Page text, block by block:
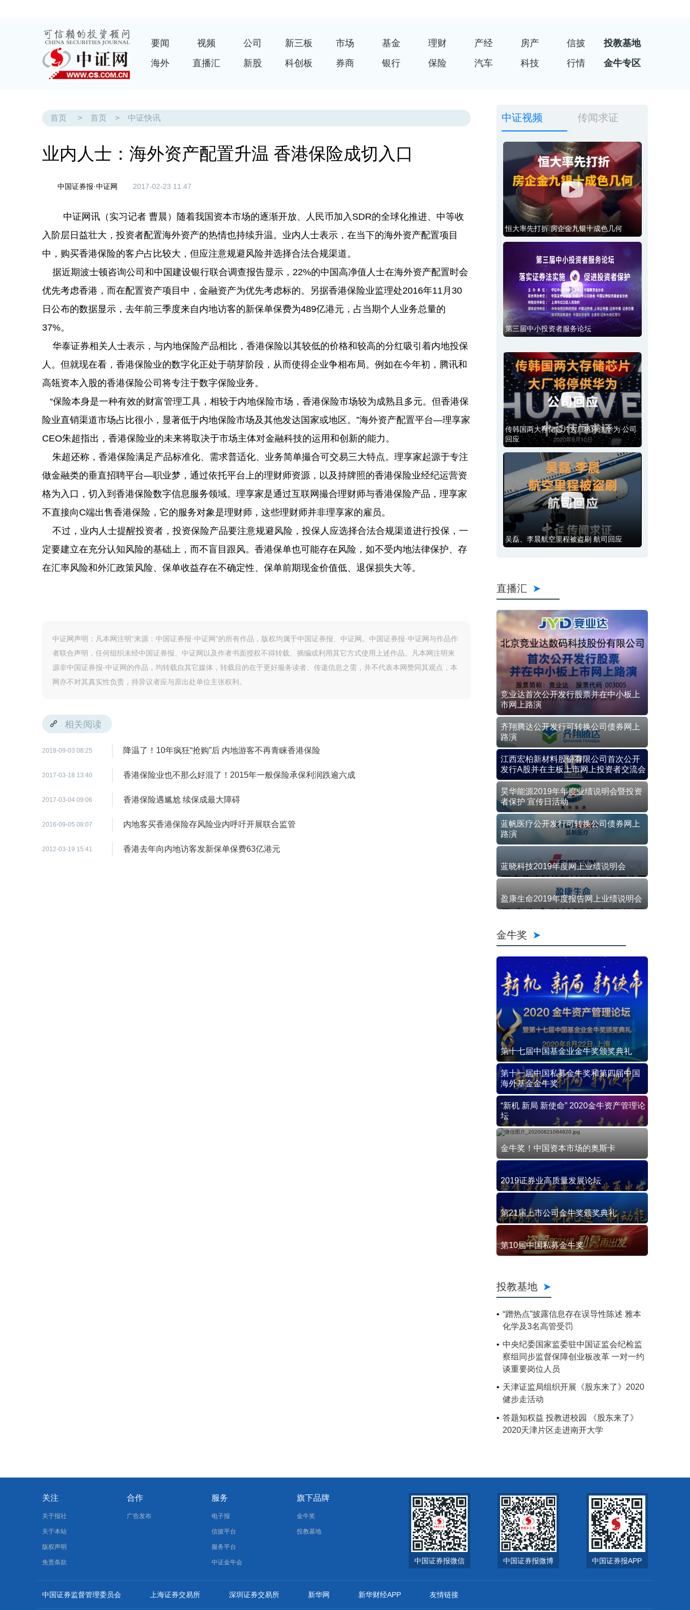
要闻 视频 公司 新三板 市场 基金 理财 产经 房产 信披
投教基地
海外
直播汇 新股 科创板 券商 银行 保险 汽车 科技 行情 金牛专区
首页 > 首页 > 中证快讯
业内人士：海外资产配置升温 香港保险成切入口
中国证券报·中证网 2017-02-23 11:47
中证网讯（实习记者 曹晨）随着我国资本市场的逐渐开放、人民币加入SDR的全球化推进、中等收
入阶层日益壮大，投资者配置海外资产的热情也持续升温。业内人士表示，在当下的海外资产配置项目
中，购买香港保险的客户占比较大，但应注意规避风险并选择合法合规渠道。
据近期波士顿咨询公司和中国建设银行联合调查报告显示，22%的中国高净值人士在海外资产配置时会
优先考虑香港，而在配置资产项目中，金融资产为优先考虑标的。另据香港保险业监理处2016年11月30
日公布的数据显示，去年前三季度来自内地访客的新保单保费为489亿港元，占当期个人业务总量的
37%。
华泰证券相关人士表示，与内地保险产品相比，香港保险以其较低的价格和较高的分红吸引着内地投保
人。但就现在看，香港保险业的数字化正处于萌芽阶段，从而使得企业争相布局。例如在今年初，腾讯和
高瓴资本入股的香港保险公司将专注于数字保险业务。
“保险本身是一种有效的财富管理工具，相较于内地保险市场，香港保险市场较为成熟且多元。但香港保
险业直销渠道市场占比很小，显著低于内地保险市场及其他发达国家或地区。”海外资产配置平台—理享家
CEO朱超指出，香港保险业的未来将取决于市场主体对金融科技的运用和创新的能力。
朱超还称，香港保险满足产品标准化、需求普适化、业务简单撮合可交易三大特点。理享家起源于专注
做金融类的垂直招聘平台—职业梦，通过依托平台上的理财师资源，以及持牌照的香港保险业经纪运营资
格为入口，切入到香港保险数字信息服务领域。理享家是通过互联网撮合理财师与香港保险产品，理享家
不直接向C端出售香港保险，它的服务对象是理财师，这些理财师并非理享家的雇员。
不过，业内人士提醒投资者，投资保险产品要注意规避风险，投保人应选择合法合规渠道进行投保，一
定要建立在充分认知风险的基础上，而不盲目跟风。香港保单也可能存在风险，如不受内地法律保护、存
在汇率风险和外汇政策风险、保单收益存在不确定性、保单前期现金价值低、退保损失大等。
中证网声明：凡本网注明“来源：中国证券报·中证网”的所有作品，版权均属于中国证券报、中证网。中国证券报·中证网与作品作
者联合声明，任何组织未经中国证券报、中证网以及作者书面授权不得转载、摘编或利用其它方式使用上述作品。凡本网注明来
源非中国证券报·中证网的作品，均转载自其它媒体，转载目的在于更好服务读者、传递信息之需，并不代表本网赞同其观点，本
网亦不对其真实性负责，持异议者应与原出处单位主张权利。
相关阅读
2018-09-03 08:25 降温了！10年疯狂“抢购”后 内地游客不再青睐香港保险
2017-03-18 13:40 香港保险业也不那么好混了！2015年一般保险承保利润跌逾六成
2017-03-04 09:06 香港保险遇尴尬 续保成最大障碍
2016-09-05 08:07 内地客买香港保险存风险业内呼吁开展联合监管
2012-03-19 15:41 香港去年向内地访客发新保单保费63亿港元
中证视频 传闻求证
恒大率先打折 房企金九银十成色几何
第三届中小投资者服务论坛
传韩国两大存储芯片大厂将停供华为 公司
回应
吴磊、李晨航空里程被盗刷 航司回应
直播汇
竞业达首次公开发行股票并在中小板上
市网上路演
齐翔腾达公开发行可转换公司债券网上
路演
江西宏柏新材料股份有限公司首次公开
发行A股并在主板上市网上投资者交流会
昊华能源2019年年度业绩说明会暨投资
者保护 宣传日活动
蓝帆医疗公开发行可转换公司债券网上
路演
蓝晓科技2019年度网上业绩说明会
盈康生命2019年度报告网上业绩说明会
金牛奖
第十七届中国基金业金牛奖颁奖典礼
第十一届中国私募金牛奖和第四届中国
海外基金金牛奖
“新机 新局 新使命” 2020金牛资产管理论
坛
金牛奖！中国资本市场的奥斯卡
2019证券业高质量发展论坛
第21届上市公司金牛奖颁奖典礼
第10届中国私募金牛奖
投教基地
“蹭热点”披露信息存在误导性陈述 雅本
化学及3名高管受罚
中央纪委国家监委驻中国证监会纪检监
察组同步监督保障创业板改革 一对一约
谈重要岗位人员
天津证监局组织开展《股东来了》2020
健步走活动
答题知权益 投教进校园 《股东来了》
2020天津片区走进南开大学
关注
关于报社
关于本站
版权声明
免责条款
合作
广告发布
服务
电子报
信披平台
服务平台
中证金牛会
旗下品牌
金牛奖
投教基地
中国证券报微信 中国证券报微博 中国证券报APP
中国证券监督管理委员会 上海证券交易所 深圳证券交易所 新华网 新华财经APP 友情链接